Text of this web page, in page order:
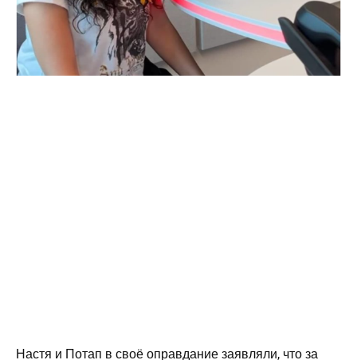
Настя и Потап в своё оправдание заявляли, что за